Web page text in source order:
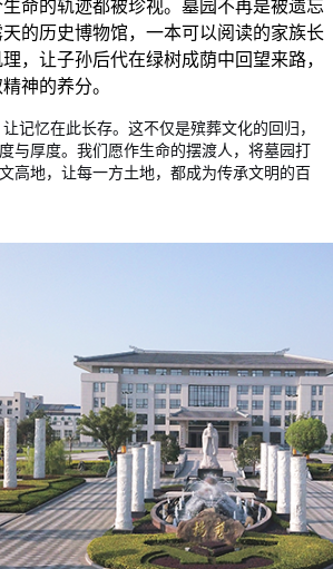
的轨迹都被珍视。墓园不再是被遗忘
的历史博物馆，一本可以阅读的家族长
，让子孙后代在绿树成荫中回望来路，
神的养分。
忆在此长存。这不仅是殡葬文化的回归，
与厚度。我们愿作生命的摆渡人，将墓园打
高地，让每一方土地，都成为传承文明的百